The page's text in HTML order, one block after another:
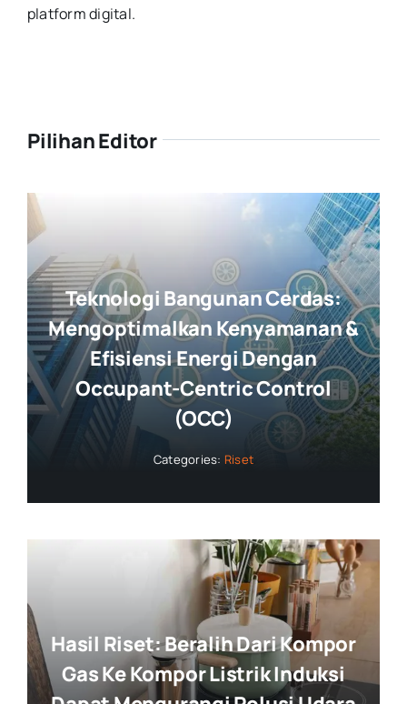
platform digital.
Pilihan Editor
Teknologi Bangunan Cerdas:
Mengoptimalkan Kenyamanan &
Efisiensi Energi Dengan
Occupant-Centric Control
(OCC)
Categories: Riset
Hasil Riset: Beralih Dari Kompor
Gas Ke Kompor Listrik Induksi